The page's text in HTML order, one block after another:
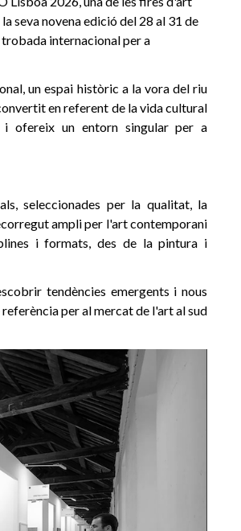
seva novena edició del 28 al 31 de
internacional per a
un espai històric a la vora del riu
en referent de la vida cultural
i ofereix un entorn singular per a
seleccionades per la qualitat, la
ampli per l'art contemporani
i formats, des de la pintura i
tendències emergents i nous
per al mercat de l'art al sud